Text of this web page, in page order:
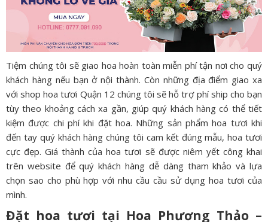
Tiệm chúng tôi sẽ giao hoa hoàn toàn miễn phí tận nơi cho quý
khách hàng nếu bạn ở nội thành. Còn những địa điểm giao xa
với shop hoa tươi Quận 12 chúng tôi sẽ hỗ trợ phí ship cho bạn
tùy theo khoảng cách xa gần, giúp quý khách hàng có thể tiết
kiệm được chi phí khi đặt hoa. Những sản phẩm hoa tươi khi
đến tay quý khách hàng chúng tôi cam kết đúng mẫu, hoa tươi
cực đẹp. Giá thành của hoa tươi sẽ được niêm yết công khai
trên website để quý khách hàng dễ dàng tham khảo và lựa
chọn sao cho phù hợp với nhu cầu cầu sử dụng hoa tươi của
mình.
Đặt hoa tươi tại Hoa Phương Thảo –